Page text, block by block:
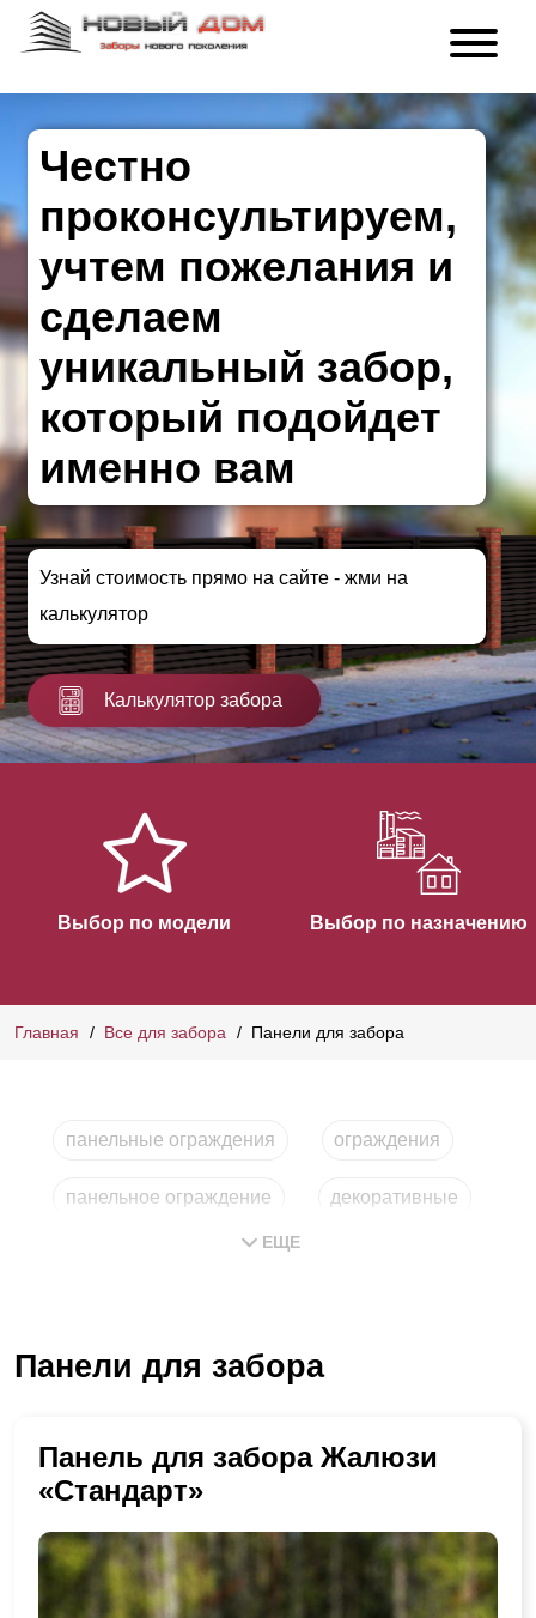
Честно
проконсультируем,
учтем пожелания и
сделаем
уникальный забор,
который подойдет
именно вам
Узнай стоимость прямо на сайте - жми на
калькулятор
Калькулятор забора
Выбор по модели Выбор по назначению
Главная Все для забора Панели для забора
панельные ограждения ограждения
панельное ограждение декоративные
металлические
ЕЩЕ
Панели для забора
Панель для забора Жалюзи
«Стандарт»